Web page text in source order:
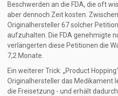
Beschwerden an die FDA, die oft
aber dennoch Zeit kosten.
Originalhersteller 67 solcher
aufzuhalten. Die FDA genehmigte
verlängerten diese Petitionen die
7,2 Monate.
Ein weiterer Trick: „Product
Originalhersteller das Medikament
die Freisetzung - und erhält